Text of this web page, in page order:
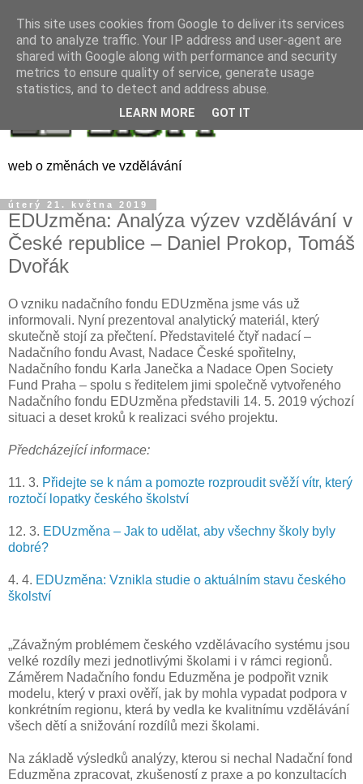
web o změnách ve vzdělávání
úterý 21. května 2019
EDUzměna: Analýza výzev vzdělávání v
České republice – Daniel Prokop, Tomáš
Dvořák
O vzniku nadačního fondu EDUzměna jsme vás už
informovali. Nyní prezentoval analytický materiál, který
skutečně stojí za přečtení. Představitelé čtyř nadací –
Nadačního fondu Avast, Nadace České spořitelny,
Nadačního fondu Karla Janečka a Nadace Open Society
Fund Praha – spolu s ředitelem jimi společně vytvořeného
Nadačního fondu EDUzměna představili 14. 5. 2019 výchozí
situaci a deset kroků k realizaci svého projektu.
Předcházející informace:
11. 3. Přidejte se k nám a pomozte rozproudit svěží vítr, který
roztočí lopatky českého školství
12. 3. EDUzměna – Jak to udělat, aby všechny školy byly
dobré?
4. 4. EDUzměna: Vznikla studie o aktuálním stavu českého
školství
„Závažným problémem českého vzdělávacího systému jsou
velké rozdíly mezi jednotlivými školami i v rámci regionů.
Záměrem Nadačního fondu Eduzměna je podpořit vznik
modelu, který v praxi ověří, jak by mohla vypadat podpora v
konkrétním regionu, která by vedla ke kvalitnímu vzdělávání
všech dětí a snižování rozdílů mezi školami.
Na základě výsledků analýzy, kterou si nechal Nadační fond
Eduzměna zpracovat, zkušeností z praxe a po konzultacích
This site uses cookies from Google to deliver its services
and to analyze traffic. Your IP address and user-agent are
shared with Google along with performance and security
metrics to ensure quality of service, generate usage
statistics, and to detect and address abuse.
LEARN MORE GOT IT